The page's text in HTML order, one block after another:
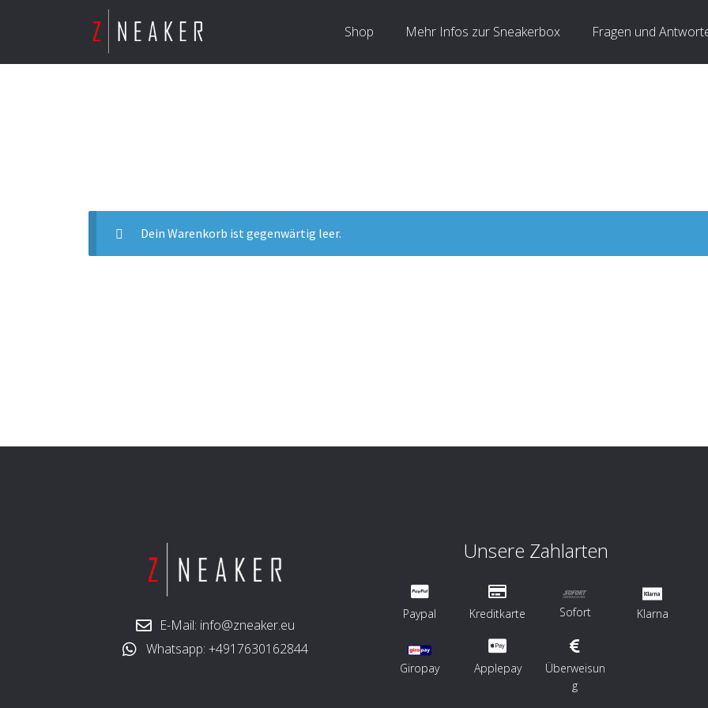
Shop Mehr Infos zur Sneakerbox Fragen und
Dein Warenkorb ist gegenwärtig leer.
E-Mail: info@zneaker.eu
Whatsapp: +4917630162844
Unsere Zahlarten
Paypal Kreditkarte Sofort Klarna
Giropay Applepay
Überweisun
g